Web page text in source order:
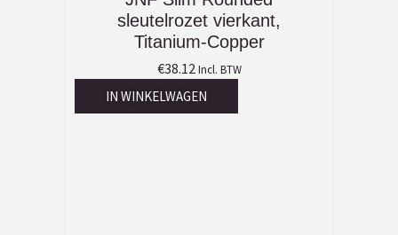
sleutelrozet vierkant,
Titanium-Copper
€38.12 Incl. BTW
IN WINKELWAGEN